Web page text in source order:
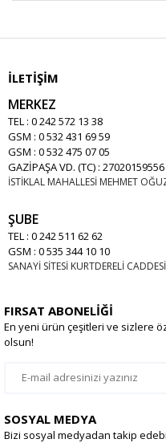
İLETİŞİM
MERKEZ
TEL : 0 242 572 13 38
GSM : 0 532 431 69 59
GSM : 0 532 475 07 05
GAZİPAŞA VD. (TC) : 27020159556
İSTİKLAL MAHALLESİ MEHMET
ŞUBE
TEL : 0 242 511 62 62
GSM : 0 535 344 10 10
SANAYİ SİTESİ KURTDERELİ
FIRSAT ABONELİĞİ
En yeni ürün çeşitleri ve sizlere
olsun!
SOSYAL MEDYA
Bizi sosyal medyadan takip